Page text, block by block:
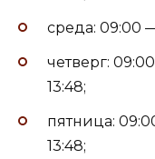
среда: 09:00
четверг:
13:48;
пятница:
13:48;